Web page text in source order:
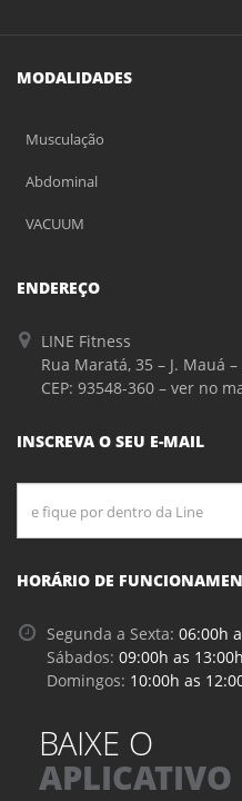
MODALIDADES
Musculação
Abdominal
VACUUM
ENDEREÇO
LINE Fitness
Rua Maratá, 35 – J. Mauá
CEP: 93548-360 – ver no
INSCREVA O SEU E-MAIL
HORÁRIO DE
Segunda a Sexta: 06:00h
Sábados: 09:00h as 13:00h
Domingos: 10:00h as
BAIXE O
APLICATIVO